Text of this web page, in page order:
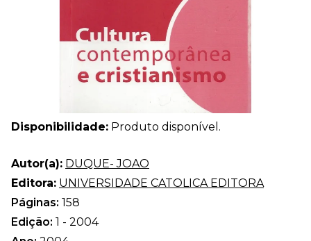
Disponibilidade: Produto disponível.
Autor(a): DUQUE- JOAO
Editora: UNIVERSIDADE CATOLICA EDITORA
Páginas: 158
Edição: 1 - 2004